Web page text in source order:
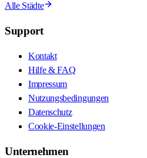
Alle Städte
Support
Kontakt
Hilfe & FAQ
Impressum
Nutzungsbedingungen
Datenschutz
Cookie-Einstellungen
Unternehmen